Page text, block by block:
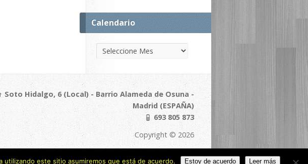
Calendario
Soto Hidalgo, 6 (Local) - Barrio Alameda de Osuna -
Madrid (ESPAÑA)
693 805 873
Copyright © 2026
utilizando este sitio asumiremos que está de acuerdo. Estoy de acuerdo Leer más